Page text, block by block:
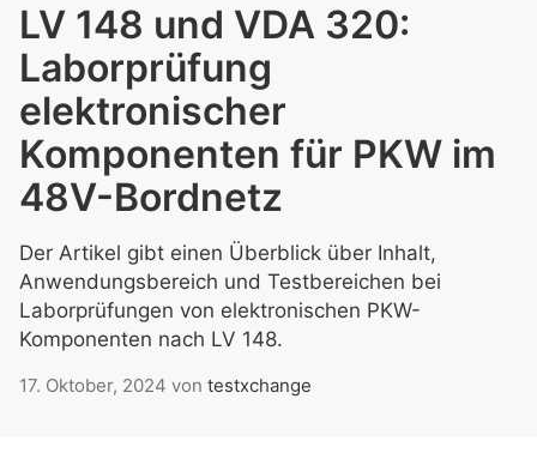
LV 148 und VDA 320:
Laborprüfung
elektronischer
Komponenten für PKW im
48V-Bordnetz
Der Artikel gibt einen Überblick über Inhalt,
Anwendungsbereich und Testbereichen bei
Laborprüfungen von elektronischen PKW-
Komponenten nach LV 148.
17. Oktober, 2024 von testxchange